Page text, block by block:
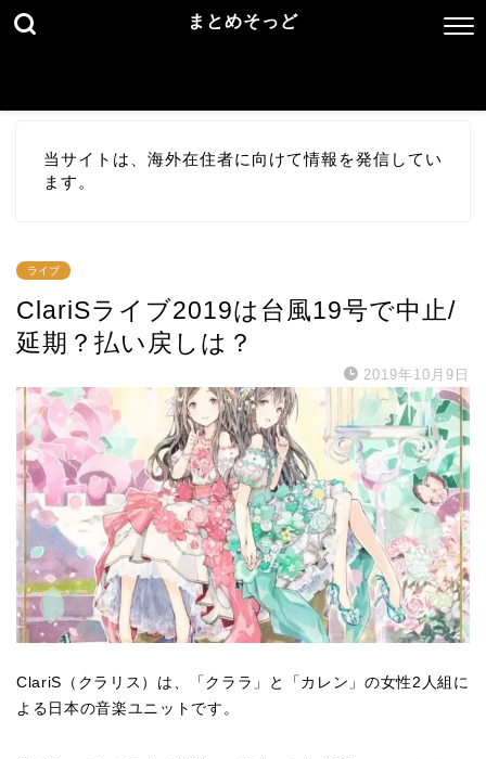
まとめそっど
当サイトは、海外在住者に向けて情報を発信してい
ます。
ライブ
ClariSライブ2019は台風19号で中止/
延期？払い戻しは？
2019年10月9日
ClariS （クラリス）は、「クララ」と「カレン」の女性 2 人組に
よる日本の音楽ユニットです。